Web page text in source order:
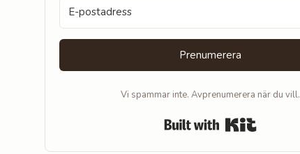
Prenumerera
Vi spammar inte. Avprenumerera när du vill.